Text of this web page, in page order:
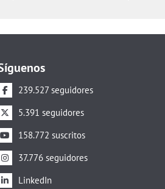
239.527 seguidores
5.391 seguidores
158.772 suscritos
37.776 seguidores
LinkedIn